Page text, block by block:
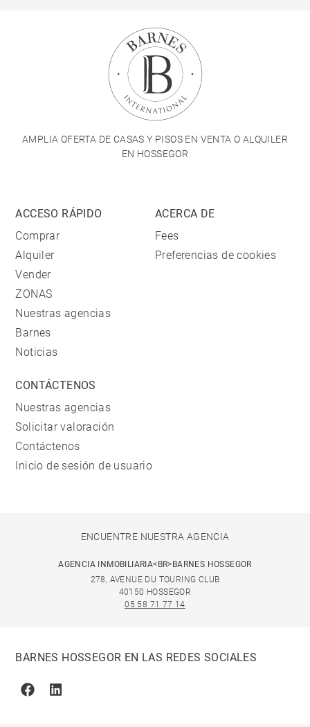
AMPLIA OFERTA DE CASAS Y PISOS EN VENTA O ALQUILER
EN HOSSEGOR
ACCESO RÁPIDO
Comprar
Alquiler
Vender
ZONAS
Nuestras agencias
Barnes
Noticias
ACERCA DE
Fees
Preferencias de cookies
CONTÁCTENOS
Nuestras agencias
Solicitar valoración
Contáctenos
Inicio de sesión de usuario
ENCUENTRE NUESTRA AGENCIA
AGENCIA INMOBILIARIA<BR>BARNES HOSSEGOR
278, AVENUE DU TOURING CLUB
40150 HOSSEGOR
05 58 71 77 14
BARNES HOSSEGOR EN LAS REDES SOCIALES
FacebookLinkedin